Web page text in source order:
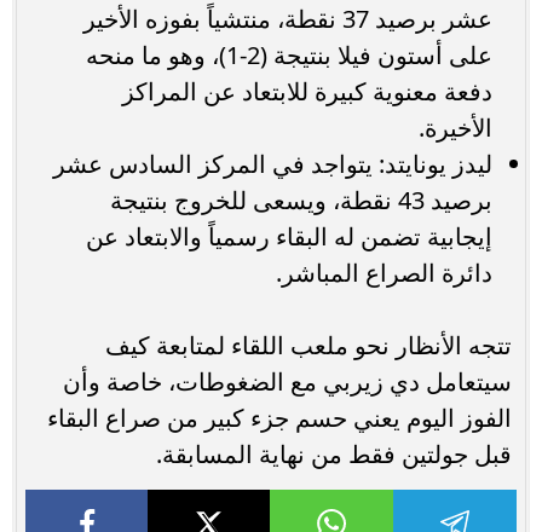
عشر برصيد 37 نقطة، منتشياً بفوزه الأخير
على أستون فيلا بنتيجة (2-1)، وهو ما منحه
دفعة معنوية كبيرة للابتعاد عن المراكز
الأخيرة.
ليدز يونايتد: يتواجد في المركز السادس عشر
برصيد 43 نقطة، ويسعى للخروج بنتيجة
إيجابية تضمن له البقاء رسمياً والابتعاد عن
دائرة الصراع المباشر.
تتجه الأنظار نحو ملعب اللقاء لمتابعة كيف
سيتعامل دي زيربي مع الضغوطات، خاصة وأن
الفوز اليوم يعني حسم جزء كبير من صراع البقاء
قبل جولتين فقط من نهاية المسابقة.